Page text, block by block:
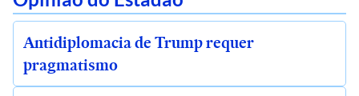
Antidiplomacia de Trump requer
pragmatismo